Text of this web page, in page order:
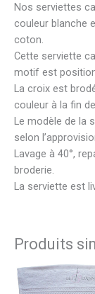
Nos serviettes
couleur blanche
coton.
Cette serviette
motif est
La croix est
couleur à la fin
Le modèle de la
selon
Lavage à 40°,
broderie.
La serviette est
Produits